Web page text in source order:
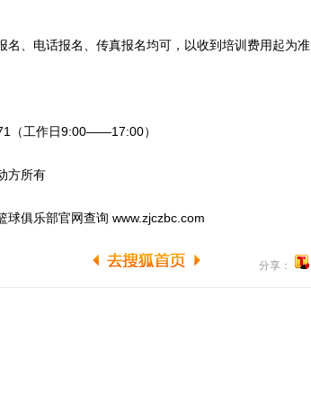
、电话报名、传真报名均可，以收到培训费用起为准
工作日9:00——17:00）
方所有
俱乐部官网查询 www.zjczbc.com
分享：